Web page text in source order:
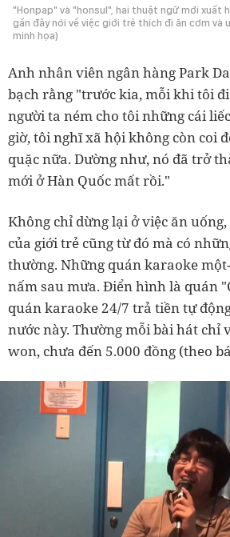
"Honpap" và "honsul", hai thuật ngữ mới xuất
gần đây nói về việc giới trẻ thích đi ăn cơm và
minh họa)
Anh nhân viên ngân hàng Park
bạch rằng "trước kia, mỗi khi tôi
người ta ném cho tôi những cái
giờ, tôi nghĩ xã hội không còn coi
quặc nữa. Dường như, nó đã trở
mới ở Hàn Quốc mất rồi."
Không chỉ dừng lại ở việc ăn
của giới trẻ cũng từ đó mà có
thường. Những quán karaoke
nấm sau mưa. Điển hình là quán
quán karaoke 24/7 trả tiền tự
nước này. Thường mỗi bài hát chỉ
won, chưa đến 5.000 đồng (theo